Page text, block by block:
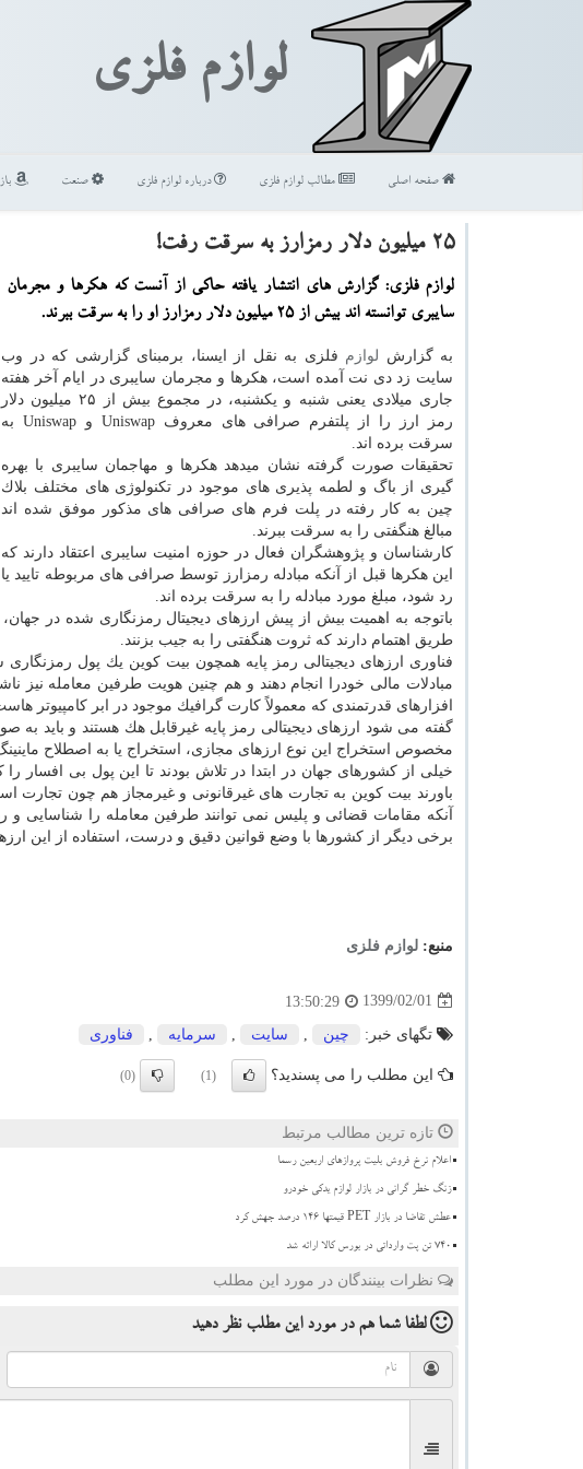
لوازم فلزی
صفحه اصلی مطالب لوازم فلزی درباره لوازم فلزی صنعت
۲۵ میلیون دلار رمزارز به سرقت رفت!
لوازم فلزی: گزارش های انتشار یافته حاكی از آنست كه هكرها و مجرمان
سایبری توانسته اند بیش از 25 میلیون دلار رمزارز او را به سرقت ببرند.
به گزارش لوازم فلزی به نقل از ایسنا، برمبنای گزارشی كه در وب
سایت زد دی نت آمده است، هكرها و مجرمان سایبری در ایام آخر هفته
جاری میلادی یعنی شنبه و یكشنبه، در مجموع بیش از ۲۵ میلیون دلار
رمز ارز را از پلتفرم صرافی های معروف Uniswap و Uniswap به
سرقت برده اند.
تحقیقات صورت گرفته نشان میدهد هكرها و مهاجمان سایبری با بهره
گیری از باگ و لطمه پذیری های موجود در تكنولوژی های مختلف بلاك
چین به كار رفته در پلت فرم های صرافی های مذكور موفق شده اند
مبالغ هنگفتی را به سرقت ببرند.
كارشناسان و پژوهشگران فعال در حوزه امنیت سایبری اعتقاد دارند كه
این هكرها قبل از آنكه مبادله رمزارز توسط صرافی های مربوطه تایید یا
رد شود، مبلغ مورد مبادله را به سرقت برده اند.
باتوجه به اهمیت بیش از پیش ارزهای دیجیتال رمزنگاری شده در
طریق اهتمام دارند كه ثروت هنگفتی را به جیب بزنند.
فناوری ارزهای دیجیتالی رمز پایه همچون بیت كوین یك پول
مبادلات مالی خودرا انجام دهند و هم چنین هویت طرفین معامله نیز
افزارهای قدرتمندی كه معمولاً كارت گرافیك موجود در ابر كامپیوتر
گفته می شود ارزهای دیجیتالی رمز پایه غیرقابل هك هستند و باید
مخصوص استخراج این نوع ارزهای مجازی، استخراج یا به اصطلاح
خیلی از كشورهای جهان در ابتدا در تلاش بودند تا این پول بی افسار را
باورند بیت كوین به تجارت های غیرقانونی و غیرمجاز هم چون تجارت
آنكه مقامات قضائی و پلیس نمی توانند طرفین معامله را
برخی دیگر از كشورها با وضع قوانین دقیق و درست، استفاده از این
منبع: لوازم فلزی
1399/02/01
13:50:29
تگهای خبر: چین سایت سرمایه فناوری
این مطلب را می پسندید؟ (1)
(0)
تازه ترین مطالب مرتبط
اعلام نرخ فروش بلیت پروازهای اربعین رسما
زنگ خطر گرانی در بازار لوازم یدکی خودرو
عطش تقاضا در بازار PET قیمتها ۱۴۶ درصد جهش کرد
۷۴۰ تن پت وارداتی در بورس کالا ارائه شد
نظرات بینندگان در مورد این مطلب
لطفا شما همدر مورد این مطلب نظر دهید